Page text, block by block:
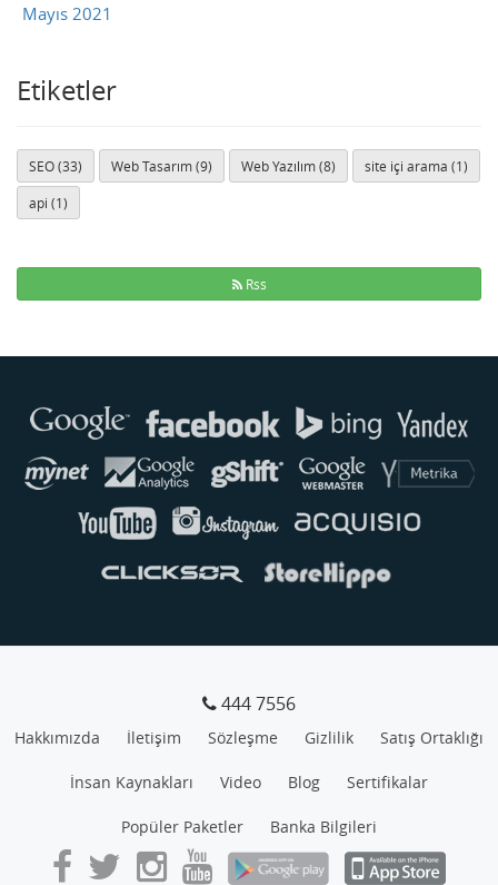
Mayıs 2021
Etiketler
SEO (33) Web Tasarım (9) Web Yazılım (8) site içi arama (1)
api (1)
Rss
444 7556
Hakkımızda İletişim Sözleşme Gizlilik Satış Ortaklığı
İnsan Kaynakları Video Blog Sertifikalar
Popüler Paketler Banka Bilgileri
Genellikle anında yanıt verir